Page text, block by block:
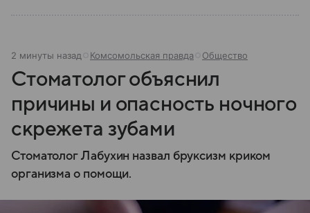
2 минуты назад Комсомольская правда Общество
Стоматолог объяснил
причины и опасность ночного
скрежета зубами
Стоматолог Лабухин назвал бруксизм криком
организма о помощи.